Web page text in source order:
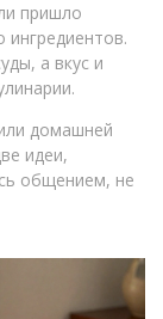
пришло
а вкус и
домашней
идеи,
общением, не